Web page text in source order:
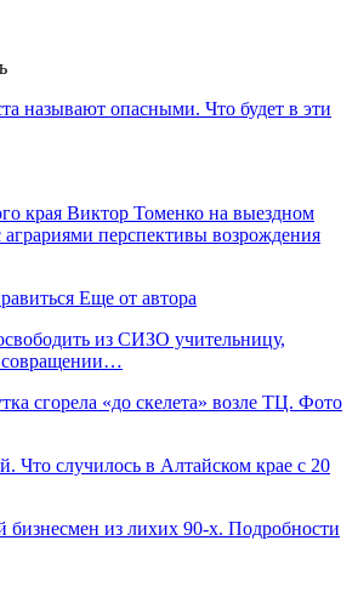
называют опасными. Что будет в эти
края Виктор Томенко на выездном
перспективы возрождения
Еще от автора
из СИЗО учительницу,
совращении…
сгорела «до скелета» возле ТЦ. Фото
Что случилось в Алтайском крае с 20
бизнесмен из лихих 90-х. Подробности